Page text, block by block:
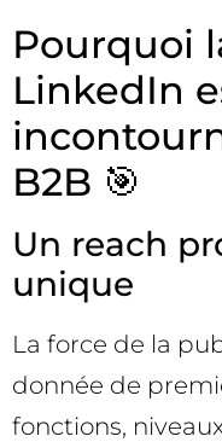
Pourquoi
LinkedIn
B2B 🎯
Un reach
unique
La force de la
donnée de
fonctions,